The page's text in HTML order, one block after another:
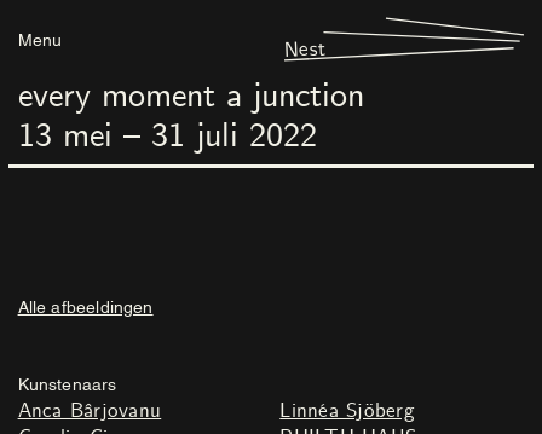
Menu Nest
every moment a junction
13 mei – 31 juli 2022
Alle afbeeldingen
Kunstenaars
Anca Bârjovanu
Linnéa Sjöberg